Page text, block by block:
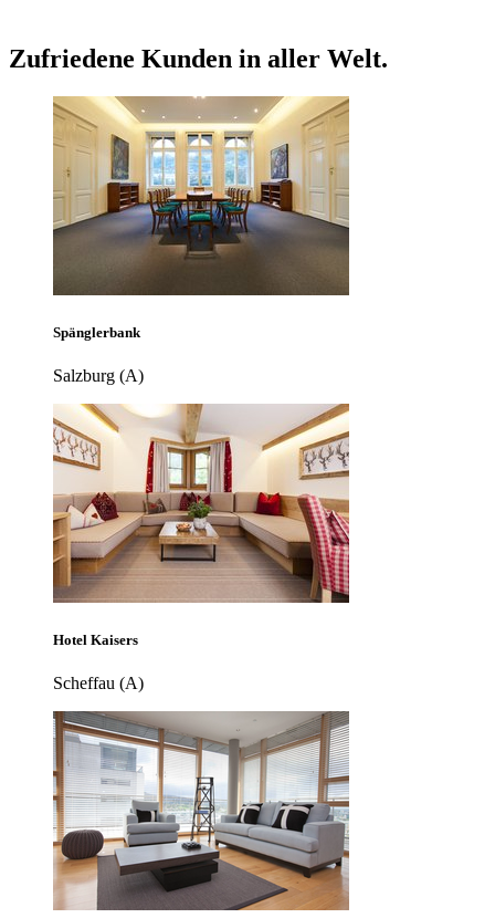
Zufriedene Kunden in aller Welt.
Spänglerbank
Salzburg (A)
Hotel Kaisers
Scheffau (A)